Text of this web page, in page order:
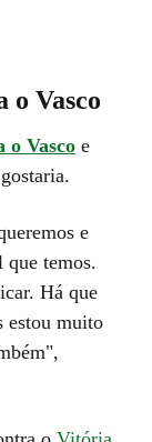
o Vasco
o Vasco e
e
que temos.
Há que
estou muito